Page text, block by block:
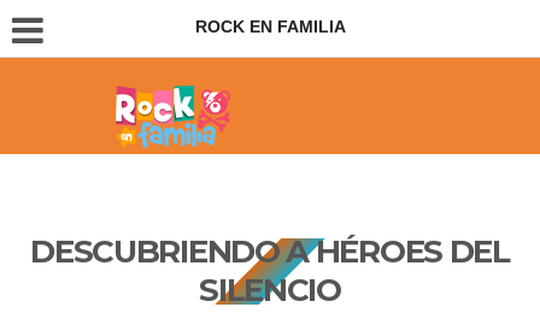
ROCK EN FAMILIA
Conciertos para padres e hijos
DESCUBRIENDO A HÉROES DEL
SILENCIO